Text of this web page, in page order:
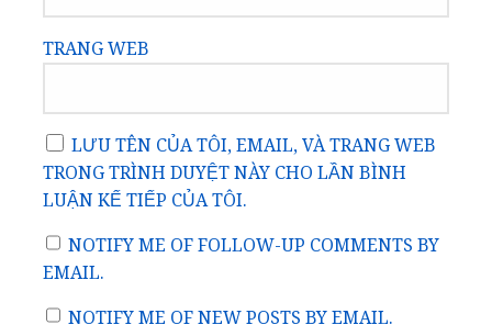
TRANG WEB
LƯU TÊN CỦA TÔI, EMAIL, VÀ TRANG WEB
TRONG TRÌNH DUYỆT NÀY CHO LẦN BÌNH
LUẬN KẾ TIẾP CỦA TÔI.
NOTIFY ME OF FOLLOW-UP COMMENTS BY
EMAIL.
NOTIFY ME OF NEW POSTS BY EMAIL.